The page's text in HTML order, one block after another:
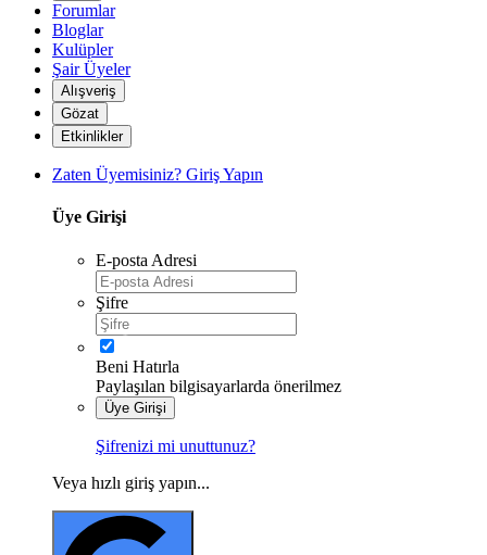
Forumlar
Bloglar
Kulüpler
Şair Üyeler
Alışveriş
Gözat
Etkinlikler
Zaten Üyemisiniz? Giriş Yapın
Üye Girişi
E-posta Adresi
Şifre
Beni Hatırla
Paylaşılan bilgisayarlarda önerilmez
Üye Girişi
Şifrenizi mi unuttunuz?
Veya hızlı giriş yapın...
*